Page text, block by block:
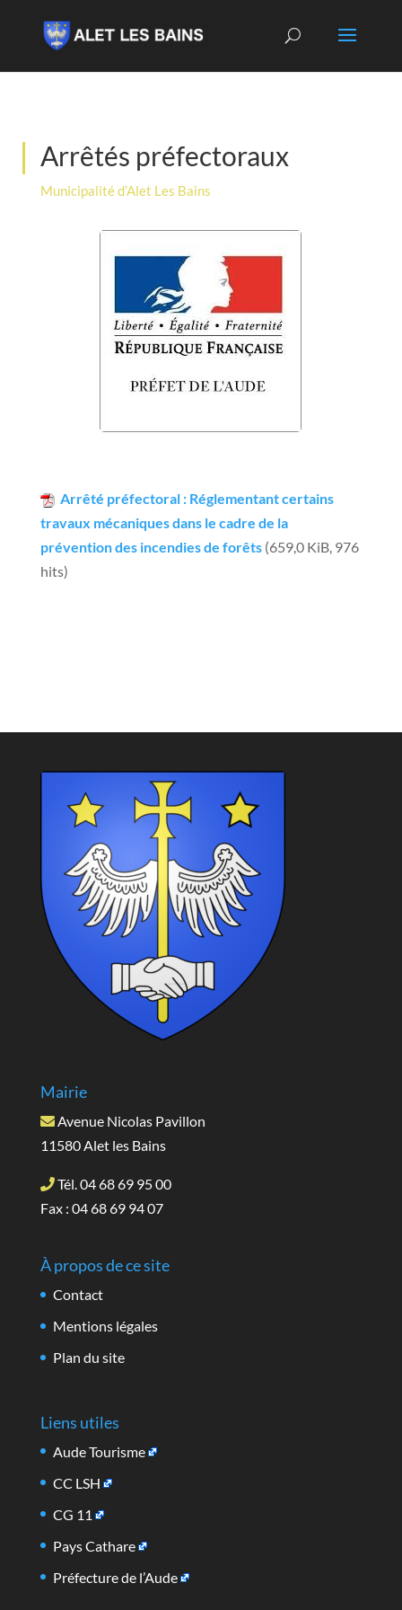
Arrêtés préfectoraux
Municipalité d’Alet Les Bains
Arrêté préfectoral : Réglementant certains
travaux mécaniques dans le cadre de la
prévention des incendies de forêts(659,0 KiB, 976
hits)
Mairie
Avenue Nicolas Pavillon
11580 Alet les Bains
Tél. 04 68 69 95 00
Fax : 04 68 69 94 07
À propos de ce site
Contact
Mentions légales
Plan du site
Liens utiles
Aude Tourisme
CC LSH
CG 11
Pays Cathare
Préfecture de l’Aude